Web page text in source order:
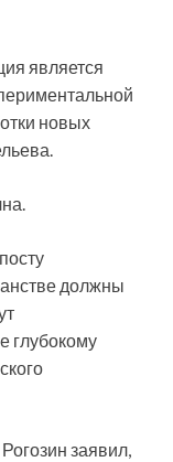
является
новых
должны
глубокому
заявил,